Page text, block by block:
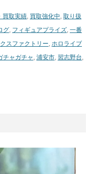
買取実績, 買取強化中, 取り扱
グ, フィギュアプライズ, 一番
スファクトリー, ホロライブ
チャガチャ , 浦安市, 習志野台,